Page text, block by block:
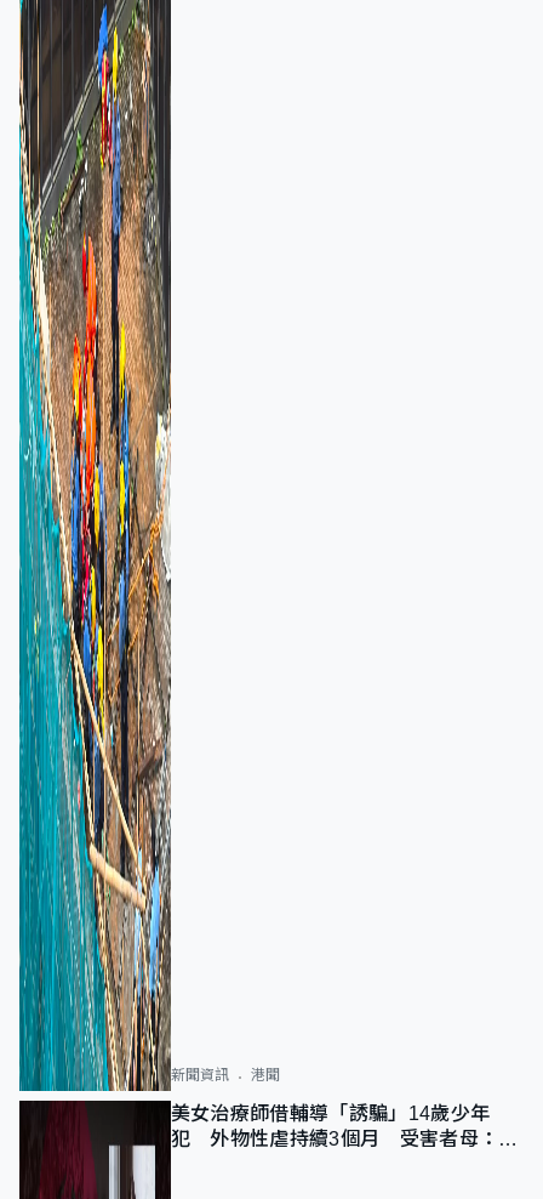
新聞資訊 港聞
美女治療師借輔導「誘騙」14歲少年
犯 外物性虐持續3個月 受害者母：要